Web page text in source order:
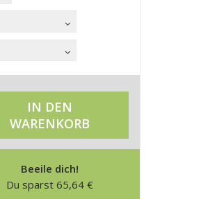
IN DEN
WARENKORB
Beeile dich!
Du sparst65,64 €